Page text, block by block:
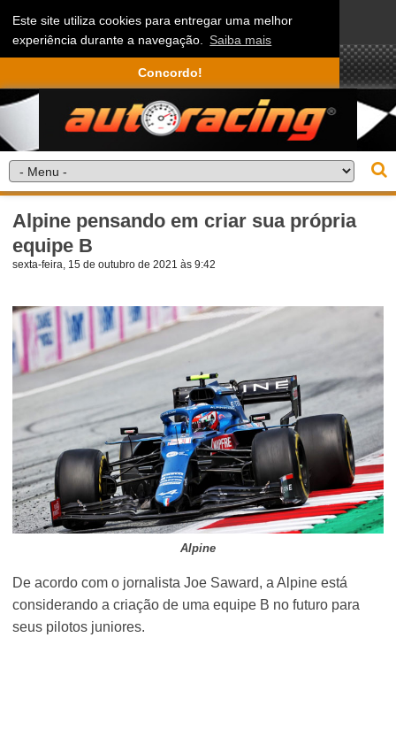
Este site utiliza cookies para entregar uma melhor
experiência durante a navegação. Saiba mais
Concordo!
Alpine pensando em criar sua própria
equipe B
sexta-feira, 15 de outubro de 2021 às 9:42
Alpine
De acordo com o jornalista Joe Saward, a Alpine está
considerando a criação de uma equipe B no futuro para
seus pilotos juniores.